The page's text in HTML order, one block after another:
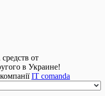
от
в Украине!
IT comanda